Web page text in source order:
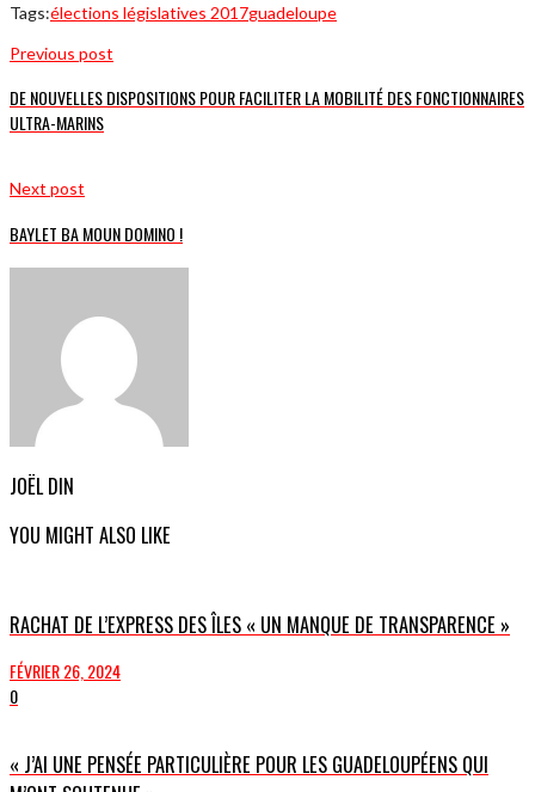
Tags:élections législatives 2017guadeloupe
Previous post
DE NOUVELLES DISPOSITIONS POUR FACILITER LA MOBILITÉ DES FONCTIONNAIRES
ULTRA-MARINS
Next post
BAYLET BA MOUN DOMINO !
JOËL DIN
YOU MIGHT ALSO LIKE
RACHAT DE L’EXPRESS DES ÎLES « UN MANQUE DE TRANSPARENCE »
FÉVRIER 26, 2024
0
« J’AI UNE PENSÉE PARTICULIÈRE POUR LES GUADELOUPÉENS QUI